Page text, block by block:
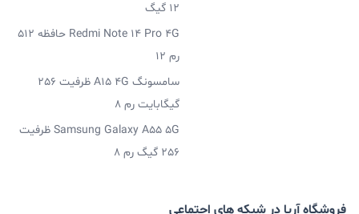
12 گیگ
Redmi Note 14 Pro 4G حافظه 512
رم 12
سامسونگ A15 4G ظرفیت 256
گیگابایت رم 8
Samsung Galaxy A55 5G ظرفیت
256 گیگ رم 8
فروشگاه آریا در شبکه های اجتماعی